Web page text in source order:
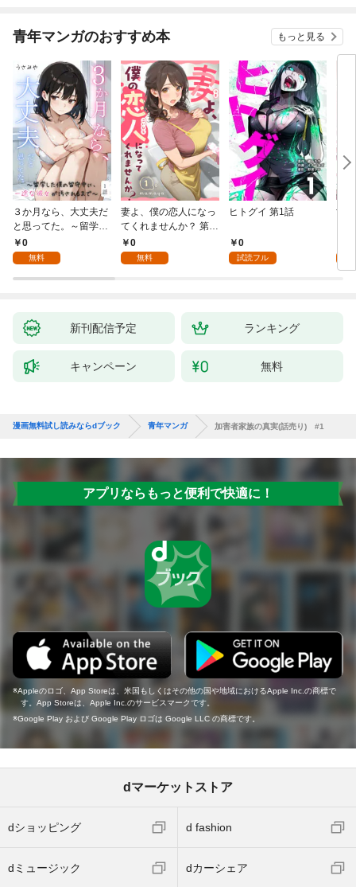
青年マンガのおすすめ本 もっと見る
３か月なら、大丈夫だ
と思ってた。～留学し
た僕の留守中に、一途
な彼女が汚されるまで
0
無料
妻よ、僕の恋人になっ
てくれませんか？ 第1
話0
無料
ヒトグイ 第1話
0
試読フル
世
新刊配信予定 ランキング
キャンペーン 無料
漫画無料試し読みならdブック 青年マンガ 加害者家族の真実(話売り) #1
アプリならもっと便利で快適に！
Appleのロゴ、App Storeは、米国もしくはその他の国や地域におけるApple Inc.の商標で
す。App Storeは、Apple Inc.のサービスマークです。
Google Play および Google Play ロゴは Google LLC の商標です。
dマーケットストア
dショッピング d fashion
dミュージック dカーシェア